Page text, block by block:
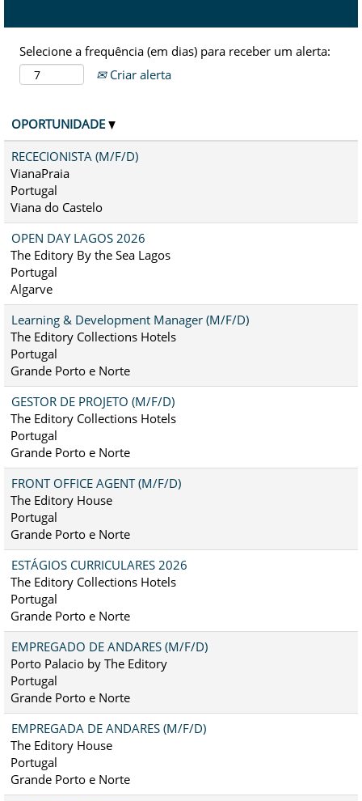
Selecione a frequência (em dias) para receber um alerta:
Criar alerta
OPORTUNIDADE
RECECIONISTA (M/F/D)
VianaPraia
Portugal
Viana do Castelo
OPEN DAY LAGOS 2026
The Editory By the Sea Lagos
Portugal
Algarve
Learning & Development Manager (M/F/D)
The Editory Collections Hotels
Portugal
Grande Porto e Norte
GESTOR DE PROJETO (M/F/D)
The Editory Collections Hotels
Portugal
Grande Porto e Norte
FRONT OFFICE AGENT (M/F/D)
The Editory House
Portugal
Grande Porto e Norte
ESTÁGIOS CURRICULARES 2026
The Editory Collections Hotels
Portugal
Grande Porto e Norte
EMPREGADO DE ANDARES (M/F/D)
Porto Palacio by The Editory
Portugal
Grande Porto e Norte
EMPREGADA DE ANDARES (M/F/D)
The Editory House
Portugal
Grande Porto e Norte